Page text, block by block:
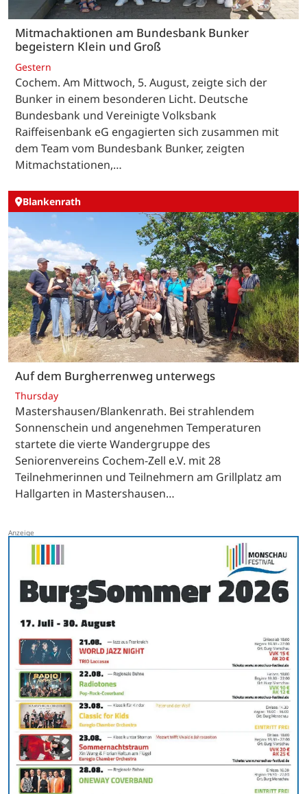
Mitmachaktionen am Bundesbank Bunker
begeistern Klein und Groß
Gestern
Cochem. Am Mittwoch, 5. August, zeigte sich der
Bunker in einem besonderen Licht. Deutsche
Bundesbank und Vereinigte Volksbank
Raiffeisenbank eG engagierten sich zusammen mit
dem Team vom Bundesbank Bunker, zeigten
Mitmachstationen,…
Blankenrath
Auf dem Burgherrenweg unterwegs
Thursday
Mastershausen/Blankenrath. Bei strahlendem
Sonnenschein und angenehmen Temperaturen
startete die vierte Wandergruppe des
Seniorenvereins Cochem-Zell e.V. mit 28
Teilnehmerinnen und Teilnehmern am Grillplatz am
Hallgarten in Mastershausen…